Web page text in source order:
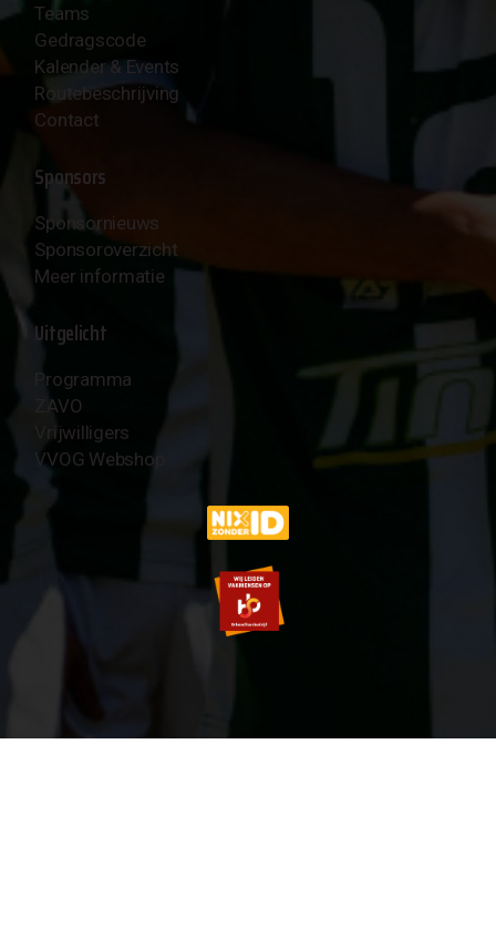
Teams
Gedragscode
Kalender & Events
Routebeschrijving
Contact
Sponsors
Sponsornieuws
Sponsoroverzicht
Meer informatie
Uitgelicht
Programma
ZAVO
Vrijwilligers
VVOG Webshop